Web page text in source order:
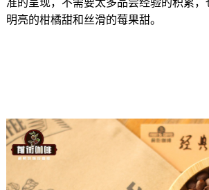
准的呈现，不需要太多品尝经验的积累
明亮的柑橘甜和丝滑的莓果甜。